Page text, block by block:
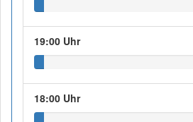
19:00 Uhr
18:00 Uhr